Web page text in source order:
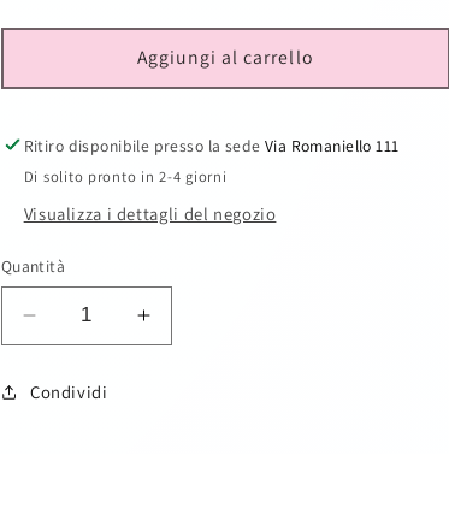
Aggiungi al carrello
Ritiro disponibile presso la sede Via Romaniello 111
Di solito pronto in 2-4 giorni
Visualizza i dettagli del negozio
Quantità
Diminuisci
quantità
Set
Aumenta
quantità
Condividi